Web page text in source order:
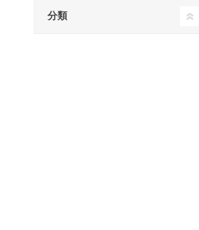
分類